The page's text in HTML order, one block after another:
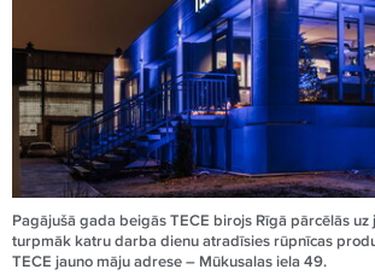
Pagājušā gada beigās TECE birojs Rīgā pārcēlās
turpmāk katru darba dienu atradīsies rūpnīcas
TECE jauno māju adrese – Mūkusalas iela 49.